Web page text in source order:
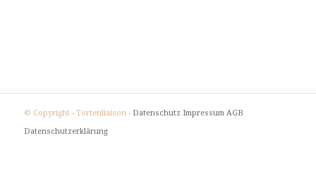
© Copyright - Tortenliaison - Datenschutz Impressum AGB
Datenschutzerklärung